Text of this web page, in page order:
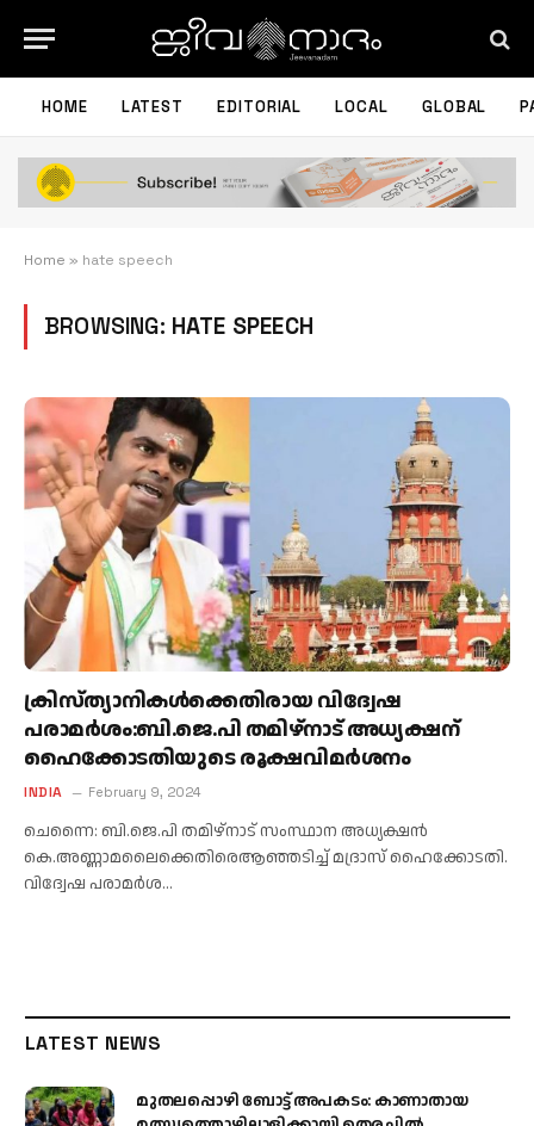
HOME LATEST EDITORIAL LOCAL GLOBAL
Home » hate speech
BROWSING: HATE SPEECH
ക്രിസ്ത്യാനികള്‍ക്കെതിരായ വിദ്വേഷ
പരാമര്‍ശം:ബി.ജെ.പി തമിഴ്‌നാട് അധ്യക്ഷന്
ഹൈക്കോടതിയുടെ രൂക്ഷവിമർശനം
INDIA February 9, 2024
ചെന്നൈ: ബി.ജെ.പി തമിഴ്‌നാട് സംസ്ഥാന അധ്യക്ഷന്‍
കെ.അണ്ണാമലൈക്കെതിരെആഞ്ഞടിച്ച് മദ്രാസ് ഹൈക്കോടതി.
വിദ്വേഷ പരാമര്‍ശ…
LATEST NEWS
മുതലപ്പൊഴി ബോട്ട് അപകടം: കാണാതായ